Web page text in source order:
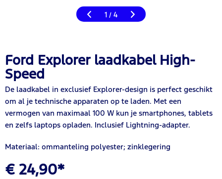
1 / 4
Ford Explorer laadkabel High-
Speed
De laadkabel in exclusief Explorer-design is perfect geschikt
om al je technische apparaten op te laden. Met een
vermogen van maximaal 100 W kun je smartphones, tablets
en zelfs laptops opladen. Inclusief Lightning-adapter.
Materiaal: ommanteling polyester; zinklegering
€ 24,90*